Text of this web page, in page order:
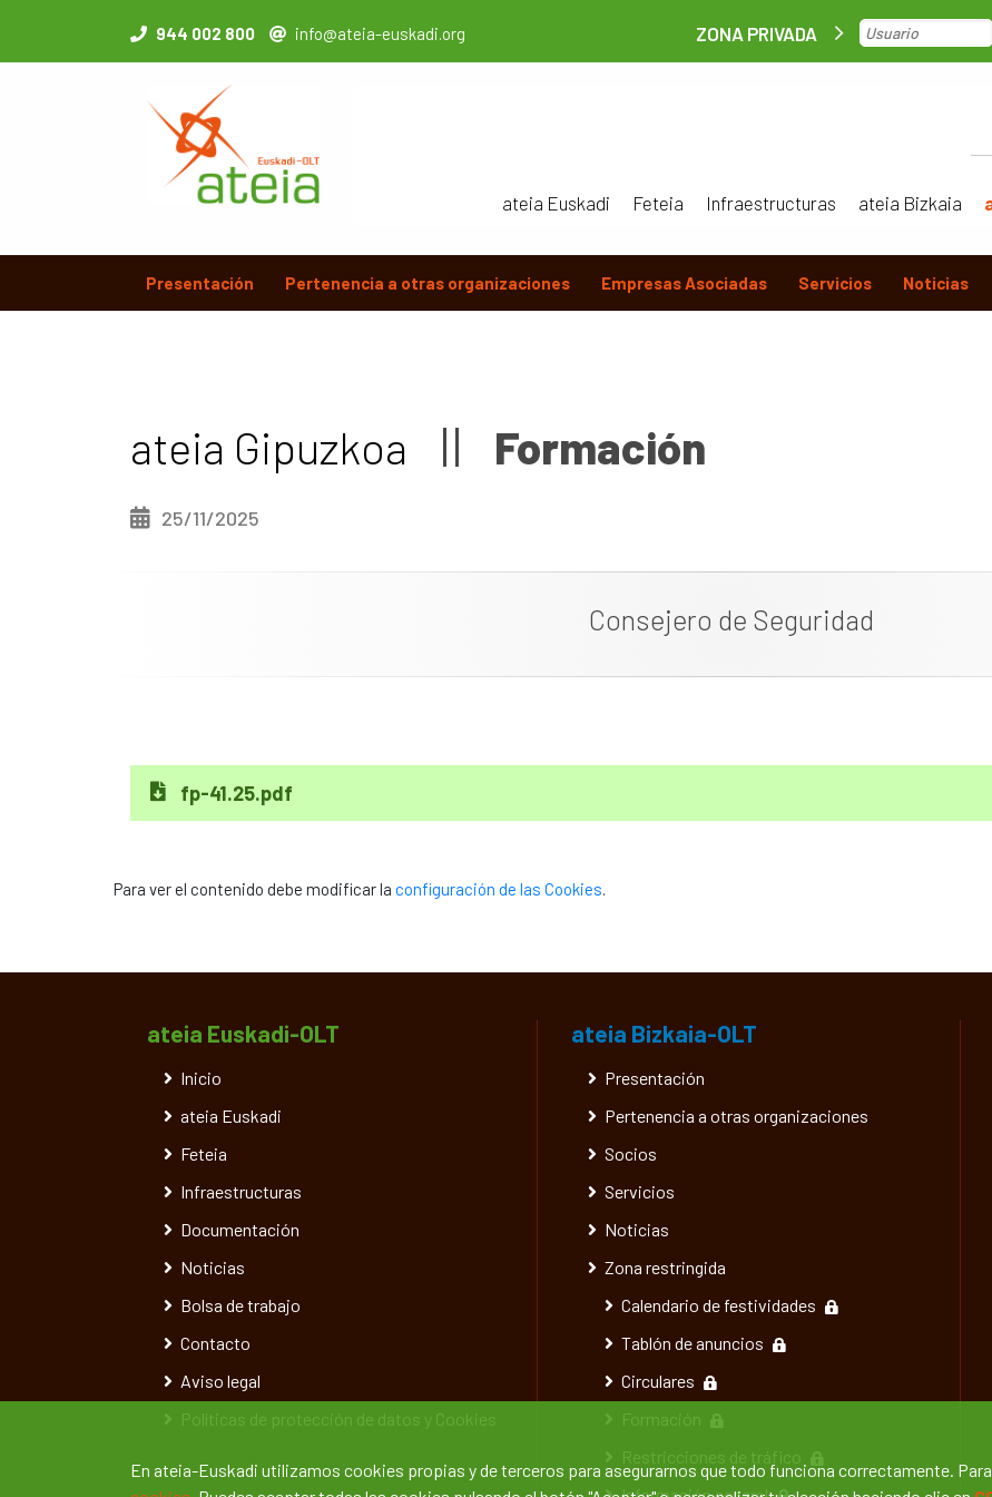
944 002 800 info@ateia-euskadi.org ZONA PRIVADA
ateia Euskadi Feteia Infraestructuras ateia Bizkaia
Presentación Pertenencia a otras organizaciones Empresas Asociadas Servicios Noticias
ateia Gipuzkoa Formación
25/11/2025
Consejero de Seguridad
fp-41.25.pdf
Para ver el contenido debe modificar la configuración de las Cookies.
ateia Euskadi-OLT
Inicio
ateia Euskadi
Feteia
Infraestructuras
Documentación
Noticias
Bolsa de trabajo
Contacto
Aviso legal
Políticas de protección de datos y Cookies
ateia Bizkaia-OLT
Presentación
Pertenencia a otras organizaciones
Socios
Servicios
Noticias
Zona restringida
Calendario de festividades
Tablón de anuncios
Circulares
Formación
Restricciones de tráfico
En ateia-Euskadi utilizamos cookies propias y de terceros para asegurarnos que todo funciona correctamente.